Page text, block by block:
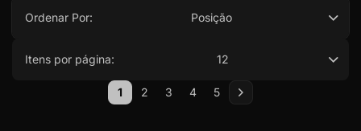
Ordenar Por: Posição
Itens por página: 12
Página
Você esta lendo a pagina
1 Página
2 Página
3 Página
4 Página
5 Página
Próximo